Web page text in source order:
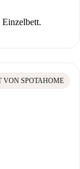
VON SPOTAHOME